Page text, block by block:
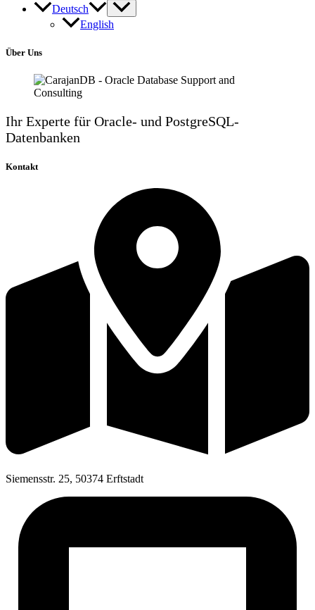
Deutsch
English
Über Uns
Ihr Experte für Oracle- und PostgreSQL-
Datenbanken
Kontakt
Siemensstr. 25, 50374 Erftstadt